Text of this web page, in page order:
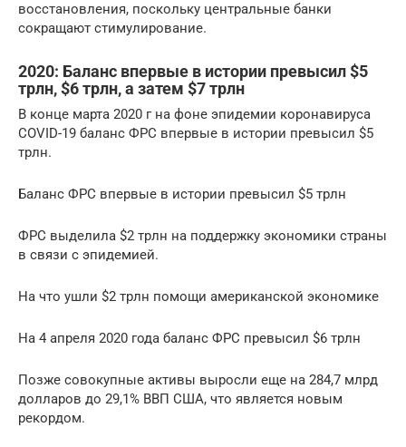
восстановления, поскольку центральные банки
сокращают стимулирование.
2020: Баланс впервые в истории превысил $5
трлн, $6 трлн, а затем $7 трлн
В конце марта 2020 г на фоне эпидемии коронавируса
COVID-19 баланс ФРС впервые в истории превысил $5
трлн.
​​Баланс ФРС впервые в истории превысил $5 трлн
ФРС выделила $2 трлн на поддержку экономики страны
в связи с эпидемией.
​​На что ушли $2 трлн помощи американской экономике
На 4 апреля 2020 года баланс ФРС превысил $6 трлн
Позже совокупные активы выросли еще на 284,7 млрд
долларов до 29,1% ВВП США, что является новым
рекордом.